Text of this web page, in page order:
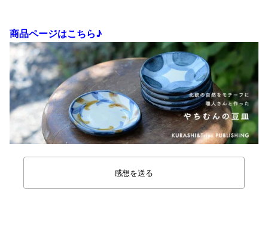
商品ページはこちら♪
感想を送る